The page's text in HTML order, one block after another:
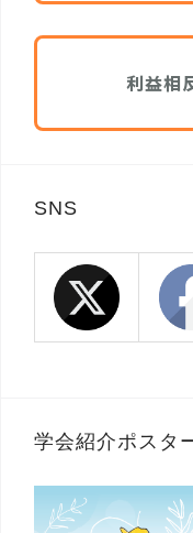
利益相
SNS
学会紹介ポスタ